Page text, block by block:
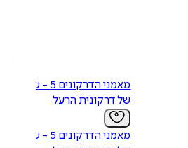
מאמני הדרקונים 5 - שירה
של דרקונית הרעל
מאמני הדרקונים 5 - שירה